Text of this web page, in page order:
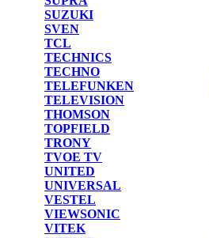
SUZUKI
SVEN
TCL
TECHNICS
TECHNO
TELEFUNKEN
TELEVISION
THOMSON
TOPFIELD
TRONY
TVOE TV
UNITED
UNIVERSAL
VESTEL
VIEWSONIC
VITEK